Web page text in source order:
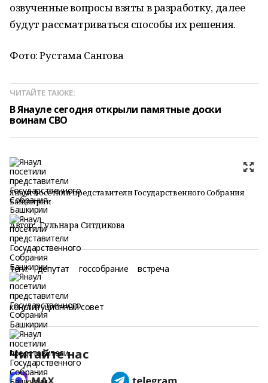
озвученные вопросы взяты в разработку, далее
будут рассматриваться способы их решения.
Фото: Рустама Сангова
ЧИТАЙТЕ ТАКЖЕ:
В Янауле сегодня открыли памятные доски
воинам СВО
Янаул посетили представители Государственного Собрания
Башкирии
Автор: Гульнара Ситдикова
Теги: депутат госсобрание встреча
конституционный совет
Читайте нас